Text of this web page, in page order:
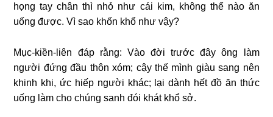
họng tay chân thì nhỏ như cái kim, không thể nào ăn
uống được. Vì sao khốn khổ như vậy?
Mục-kiền-liên đáp rằng: Vào đời trước đây ông làm
người đứng đầu thôn xóm; cậy thế mình giàu sang nên
khinh khi, ức hiếp người khác; lại dành hết đồ ăn thức
uống làm cho chúng sanh đói khát khổ sở.